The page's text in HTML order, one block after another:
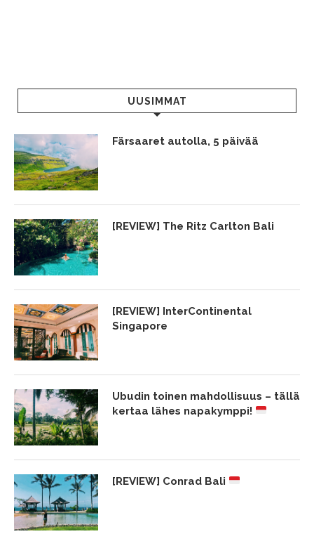
UUSIMMAT
Färsaaret autolla, 5 päivää
[REVIEW] The Ritz Carlton Bali
[REVIEW] InterContinental
Singapore
Ubudin toinen mahdollisuus – tällä
kertaa lähes napakymppi!
[REVIEW] Conrad Bali